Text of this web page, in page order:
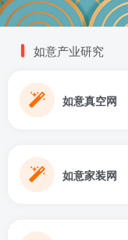
如意产业研究
如意真空网
如意家装网